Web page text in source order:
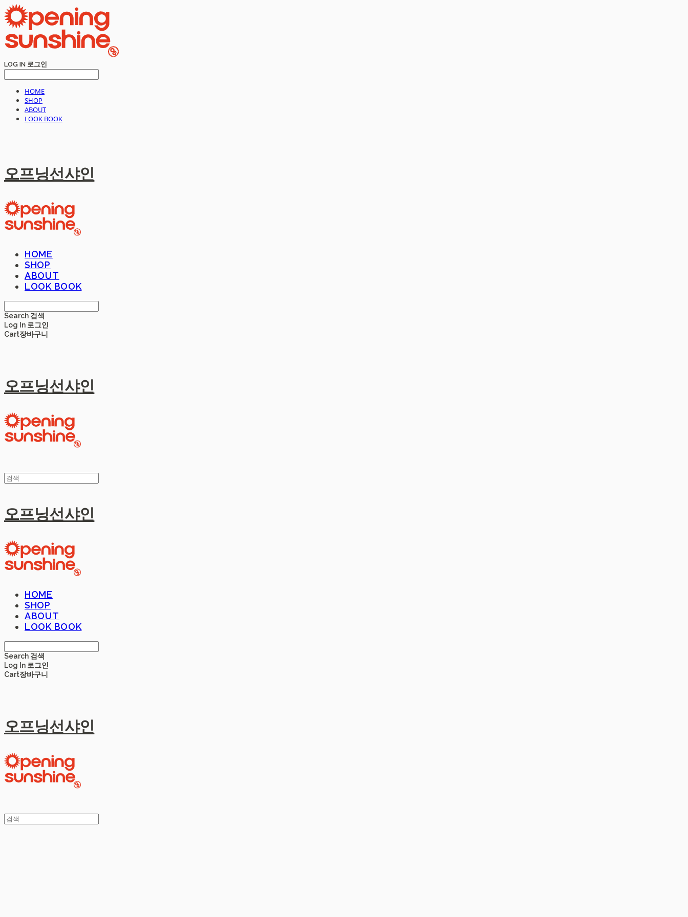
LOG IN 로그인
HOME
SHOP
ABOUT
LOOK BOOK
오프닝선샤인
HOME
SHOP
ABOUT
LOOK BOOK
Search 검색
Log In 로그인
Cart장바구니
오프닝선샤인
오프닝선샤인
HOME
SHOP
ABOUT
LOOK BOOK
Search 검색
Log In 로그인
Cart장바구니
오프닝선샤인